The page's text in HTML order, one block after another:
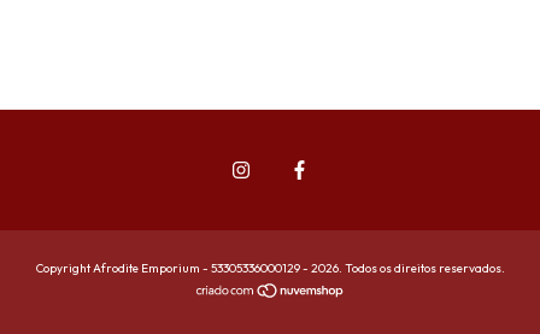
Copyright Afrodite Emporium - 53305336000129 - 2026. Todos os direitos reservados.